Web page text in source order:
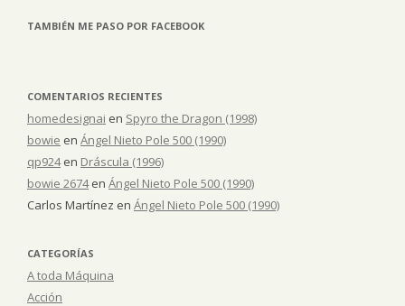
TAMBIÉN ME PASO POR FACEBOOK
COMENTARIOS RECIENTES
homedesignai en Spyro the Dragon (1998)
bowie en Ángel Nieto Pole 500 (1990)
qp924en Dráscula (1996)
bowie 2674en Ángel Nieto Pole 500 (1990)
Carlos Martínez en Ángel Nieto Pole 500 (1990)
CATEGORÍAS
A toda Máquina
Acción